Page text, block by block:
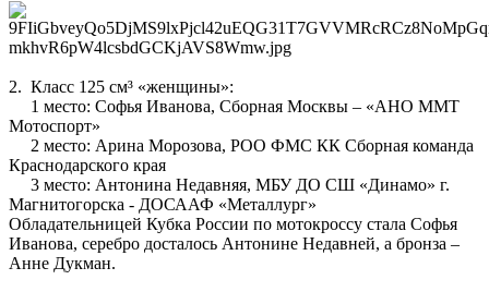
2. Класс 125 см³ «женщины»:
1 место: Софья Иванова, Сборная Москвы – «АНО ММТ
Мотоспорт»
2 место: Арина Морозова, РОО ФМС КК Сборная команда
Краснодарского края
3 место: Антонина Недавняя, МБУ ДО СШ «Динамо» г.
Магнитогорска - ДОСААФ «Металлург»
Обладательницей Кубка России по мотокроссу стала Софья
Иванова, серебро досталось Антонине Недавней, а бронза –
Анне Дукман.